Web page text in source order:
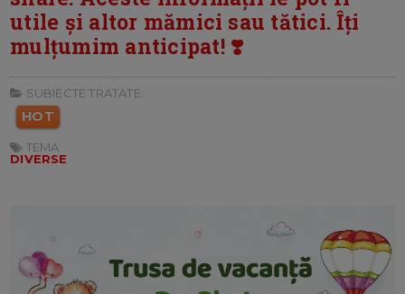
utile și altor mămici sau tătici. Îți
mulțumim anticipat! ❣️
SUBIECTE TRATATE:
HOT
TEMA:
DIVERSE